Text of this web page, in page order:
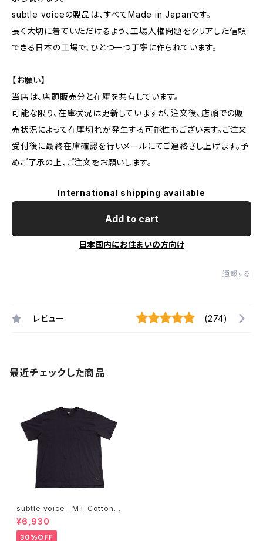
subtle voiceの製品は、すべてMade in Japanです。
長く大切に着ていただけるよう、工場人権問題をクリアした信頼
できる日本の工場で、ひとつ一つ丁寧に作られています。
【お願い】
当店は、店頭販売分と在庫を共有しています。
可能な限り、在庫状況は更新していますが、注文後、店頭での販
売状況によって在庫切れが発生する可能性もございます。ご注文
受付後に最終在庫確認を行いメールにてご連絡さし上げます。予
めご了承の上、ご注文をお願いします。
International shipping available
Add to cart
日本国内にお住まいの方向け
通報する
レビュー (274)
最近チェックした商品
subtle voice｜MT Cotton
T-shirt [Stormy Black]
¥6,930
30%OFF